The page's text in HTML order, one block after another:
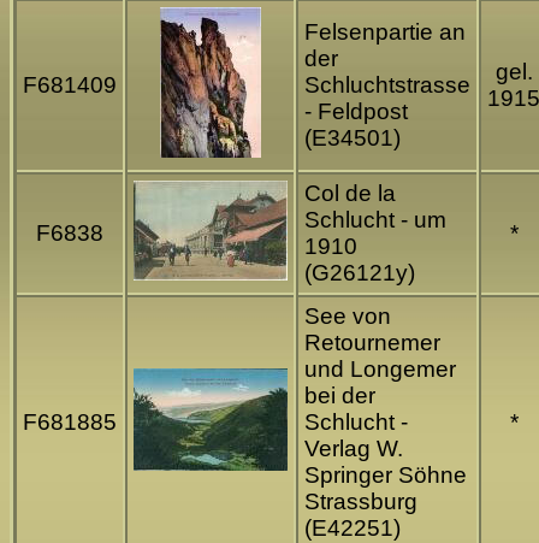
F681409
Felsenpartie an
der
Schluchtstrasse
- Feldpost
(E34501)
gel.
1915
F6838
Col de la
Schlucht - um
1910
(G26121y)
*
F681885
See von
Retournemer
und Longemer
bei der
Schlucht -
Verlag W.
Springer Söhne
Strassburg
(E42251)
*